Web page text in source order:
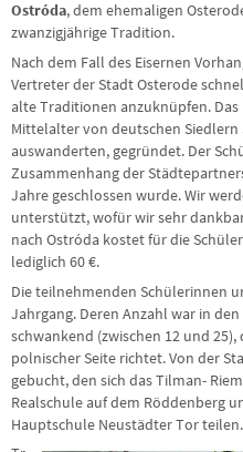
Ostróda, dem ehemaligen
zwanzigjährige Tradition.
Nach dem Fall des Eisernen
Vertreter der Stadt Osterode
alte Traditionen anzuknüpfen.
Mittelalter von deutschen
auswanderten, gegründet. Der
Zusammenhang der
Jahre geschlossen wurde. Wir
unterstützt, wofür wir sehr
nach Ostróda kostet für die
lediglich 60 €.
Die teilnehmenden Schülerinnen
Jahrgang. Deren Anzahl war in
schwankend (zwischen 12 und
polnischer Seite richtet. Von der
gebucht, den sich das Tilman-
Realschule auf dem Röddenberg
Hauptschule Neustädter Tor teilen.